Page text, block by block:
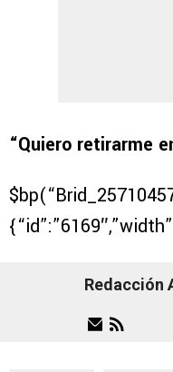
“Quiero retirarme
Redacción